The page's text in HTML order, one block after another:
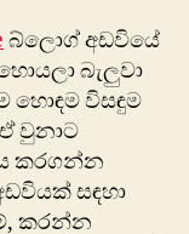
බ්ලොග් අඩවියේ
බැලුවා
හොඳම විසඳුම
වුනාට
කරගන්න
සඳහා
කරන්න